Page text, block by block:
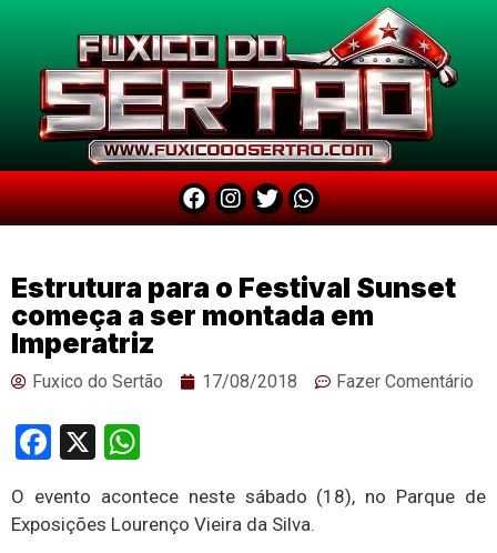
Estrutura para o Festival Sunset
começa a ser montada em
Imperatriz
Fuxico do Sertão 17/08/2018 Fazer Comentário
Facebook
X
O evento acontece neste sábado (18), no Parque de
Exposições Lourenço Vieira da Silva.